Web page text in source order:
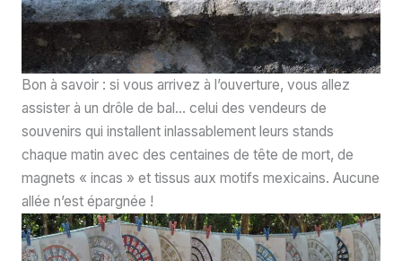
Bon à savoir : si vous arrivez à l’ouverture, vous allez
assister à un drôle de bal… celui des vendeurs de
souvenirs qui installent inlassablement leurs stands
chaque matin avec des centaines de tête de mort, de
magnets « incas » et tissus aux motifs mexicains. Aucune
allée n’est épargnée !